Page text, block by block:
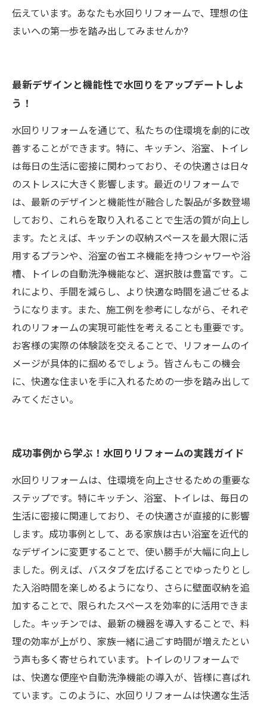
伝えています。あなたも水回りリフォームで、理想の住
まいへの第一歩を踏み出してみませんか?
最新デザインと機能性で水回りをアップデートしよ
う！
水回りリフォームを通じて、私たちの住環境を劇的に改
善することができます。特に、キッチン、浴室、トイレ
は毎日の生活に密接に関わっており、その快適さは日々
のストレスに大きく影響します。最近のリフォームで
は、最新のデザインと機能性が融合した製品が多数登場
しており、これらを取り入れることで生活の質が向上し
ます。たとえば、キッチンの収納スペースを最大限に活
用するプランや、浴室の省エネ機能を持つシャワーや浴
槽、トイレの自動洗浄機能など、選択肢は豊富です。こ
れにより、手間を減らし、より快適な時間を過ごせるよ
うになります。また、施工例を参考にしながら、それぞ
れのリフォームの実現可能性を考えることも重要です。
お客様の実際の体験談を交えることで、リフォームのイ
メージが具体的に掴めるでしょう。皆さんもこの機会
に、快適な住まいを手に入れるための一歩を踏み出して
みてください。
成功事例から学ぶ！水回りリフォームの実践ガイド
水回りリフォームは、住環境を向上させるための重要な
ステップです。特にキッチン、浴室、トイレは、毎日の
生活に密接に関連しており、その快適さが直接的に影響
します。成功事例として、ある家族は古い浴室を近代的
なデザインに変更することで、使い勝手が大幅に向上し
ました。例えば、バスタブを広げることでゆったりとし
た入浴時間を楽しめるようになり、さらに壁面収納を追
加することで、限られたスペースを効率的に活用できま
した。キッチンでは、最新の機器を導入することで、料
理の効率が上がり、家族一緒に過ごす時間が増えたとい
う声も多く寄せられています。トイレのリフォームで
は、快適な便座や自動洗浄機能の導入が、皆様に喜ばれ
ています。このように、水回りリフォームは快適な生活